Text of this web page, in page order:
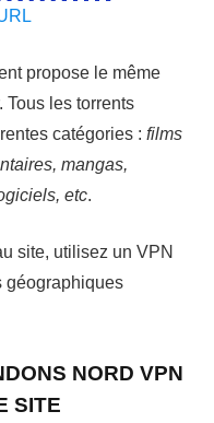
propose le même
Tous les torrents
catégories : films
mangas,
etc.
site, utilisez un VPN
géographiques
NORD VPN
SITE